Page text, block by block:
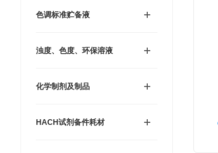
色调标准贮备液
浊度、色度、环保溶液
化学制剂及制品
HACH试剂备件耗材